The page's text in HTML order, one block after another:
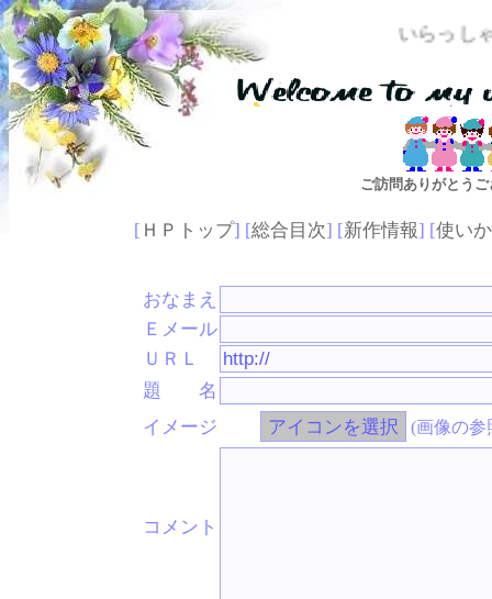
いらっしゃいませ・
ご訪問ありがとう
[ ＨＰトップ] [総合目次] [新作情報] [使い
おなまえ
Ｅメール
ＵＲＬ
題 名
イメージ
(画像の参
コメント